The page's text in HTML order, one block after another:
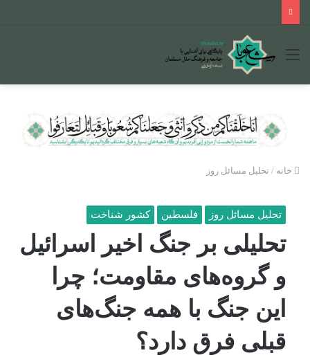
منو
خانه / تحلیل مسائل روز
تحلیل مسائل روز فلسطین کشور شناخت
تحلیلی بر جنگ اخیر اسرائیل
و گروه‌های مقاومت؛ چرا
این جنگ با همه جنگ‌های
قبلی فرق دارد؟